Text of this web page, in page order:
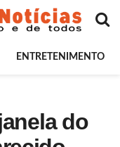
ENTRETENIMENTO
do